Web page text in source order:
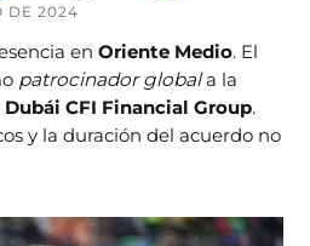
DE 2024
enOriente Medio. El
patrocinador globala la
Dubái CFI Financial Group.
y la duración del acuerdo no